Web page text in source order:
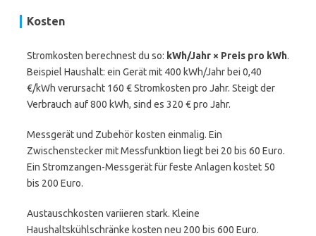
Kosten
Stromkosten berechnest du so: kWh/Jahr × Preis pro kWh.
Beispiel Haushalt: ein Gerät mit 400 kWh/Jahr bei 0,40
€/kWh verursacht 160 € Stromkosten pro Jahr. Steigt der
Verbrauch auf 800 kWh, sind es 320 € pro Jahr.
Messgerät und Zubehör kosten einmalig. Ein
Zwischenstecker mit Messfunktion liegt bei 20 bis 60 Euro.
Ein Stromzangen-Messgerät für feste Anlagen kostet 50
bis 200 Euro.
Austauschkosten variieren stark. Kleine
Haushaltskühlschränke kosten neu 200 bis 600 Euro.